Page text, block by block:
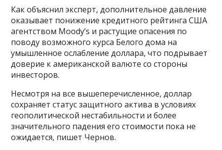
Как объяснил эксперт, дополнительное давление
оказывает понижение кредитного рейтинга США
агентством Moody’s и растущие опасения по
поводу возможного курса Белого дома на
умышленное ослабление доллара, что подрывает
доверие к американской валюте со стороны
инвесторов.
Несмотря на все вышеперечисленное, доллар
сохраняет статус защитного актива в условиях
геополитической нестабильности и более
значительного падения его стоимости пока не
ожидается, пишет Чернов.